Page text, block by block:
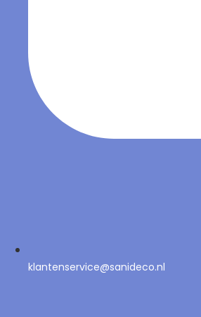
klantenservice@sanideco.nl